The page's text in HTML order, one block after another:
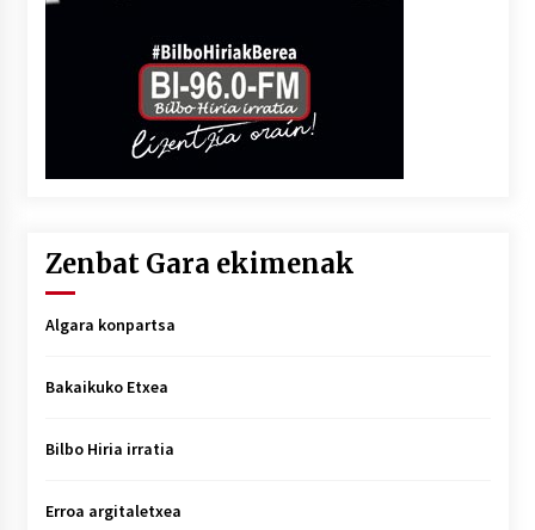
Zenbat Gara ekimenak
Algara konpartsa
Bakaikuko Etxea
Bilbo Hiria irratia
Erroa argitaletxea